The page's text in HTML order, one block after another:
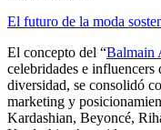
El futuro de la moda
El concepto del “Balmain
celebridades e influencers
diversidad, se consolidó
marketing y
Kardashian, Beyoncé,